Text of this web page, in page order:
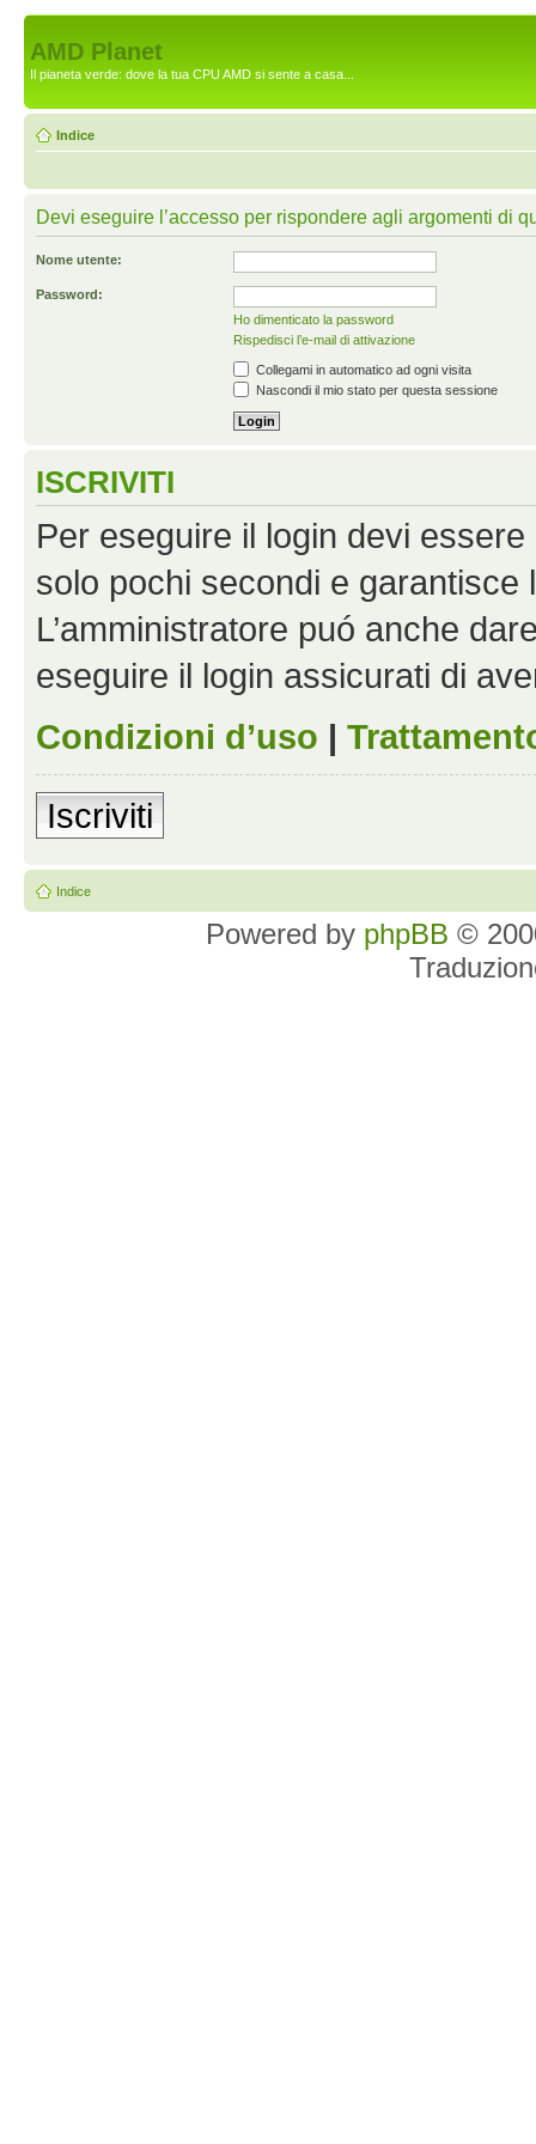
AMD Planet
Il pianeta verde: dove la tua CPU AMD si sente a casa...
Indice
Devi eseguire l’accesso per rispondere agli argomenti di
Nome utente:
Password:
Ho dimenticato la password
Rispedisci l’e-mail di attivazione
Collegami in automatico ad ogni visita
Nascondi il mio stato per questa sessione
ISCRIVITI
Per eseguire il login devi
solo pochi secondi e garantisce
L’amministratore puó anche
eseguire il login assicurati di
Condizioni d’uso |
Iscriviti
Indice
Powered by phpBB ©